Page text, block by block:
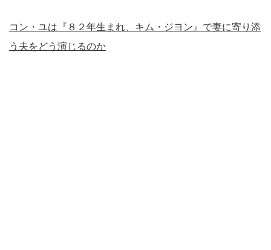
コン・ユは『８２年生まれ、キム・ジヨン』で妻に寄り添
う夫をどう演じるのか